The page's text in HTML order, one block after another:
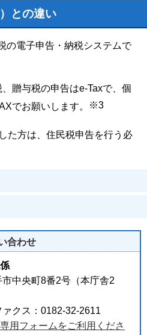
との違い
の電子申告・納税システムで
贈与税の申告はe-Taxで、個
でお願いします。
※3
方は、住民税申告を行う必
合わせ
中央町8番2号（本庁舎2
クス：0182-32-2611
用フォームをご利用くださ